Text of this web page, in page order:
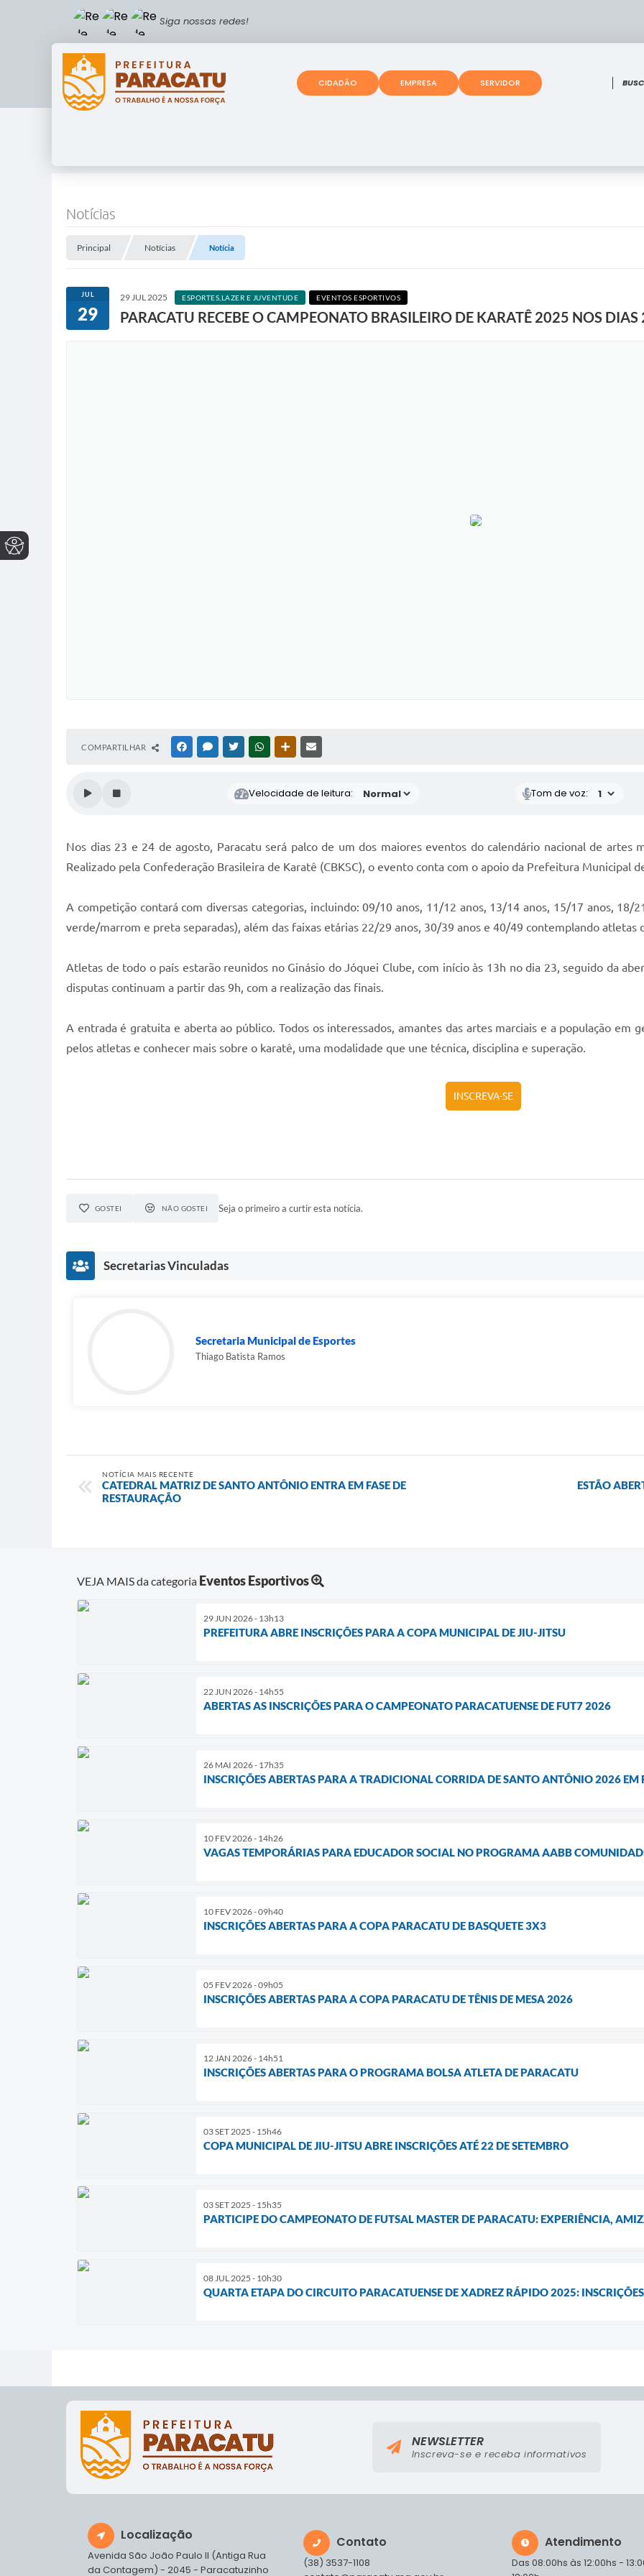
O
Siga nossas redes!
CIDADÃO EMPRESA SERVIDOR
Notícias
Principal Notícias Notícia
JUL
29
29 JUL 2025 ESPORTES,LAZER E JUVENTUDE EVENTOS ESPORTIVOS
PARACATU RECEBE O CAMPEONATO BRASILEIRO DE KARATÊ 2025 NOS DIAS
COMPARTILHAR FACEBOOKMESSENGER
TWITTERWHATSAPPOUTRAS MÍDIAS
Velocidade de leitura: Tom de voz:
Nos dias 23 e 24 de agosto, Paracatu será palco de um dos maiores eventos do calendário nacional de artes
Realizado pela Confederação Brasileira de Karatê (CBKSC), o evento conta com o apoio da Prefeitura Municipal
A competição contará com diversas categorias, incluindo: 09/10 anos, 11/12 anos, 13/14 anos, 15/17 anos, 18/
verde/marrom e preta separadas), além das faixas etárias 22/29 anos, 30/39 anos e 40/49 contemplando atletas
Atletas de todo o país estarão reunidos no Ginásio do Jóquei Clube, com início às 13h no dia 23, seguido da
disputas continuam a partir das 9h, com a realização das finais.
A entrada é gratuita e aberta ao público. Todos os interessados, amantes das artes marciais e a população em
pelos atletas e conhecer mais sobre o karatê, uma modalidade que une técnica, disciplina e superação.
INSCREVA-SE
GOSTEI NÃO GOSTEI Seja o primeiro a curtir esta notícia.
Secretarias Vinculadas
Secretaria Municipal de Esportes
Thiago Batista Ramos
NOTÍCIA MAIS RECENTE
CATEDRAL MATRIZ DE SANTO ANTÔNIO ENTRA EM FASE DE
RESTAURAÇÃO
ESTÃO
VEJA MAIS da categoria Eventos Esportivos
29 JUN 2026 - 13h13
PREFEITURA ABRE INSCRIÇÕES PARA A COPA MUNICIPAL DE JIU-JITSU
22 JUN 2026 - 14h55
ABERTAS AS INSCRIÇÕES PARA O CAMPEONATO PARACATUENSE DE FUT7 2026
26 MAI 2026 - 17h35
INSCRIÇÕES ABERTAS PARA A TRADICIONAL CORRIDA DE SANTO ANTÔNIO 2026 EM
10 FEV 2026 - 14h26
VAGAS TEMPORÁRIAS PARA EDUCADOR SOCIAL NO PROGRAMA AABB
10 FEV 2026 - 09h40
INSCRIÇÕES ABERTAS PARA A COPA PARACATU DE BASQUETE 3X3
05 FEV 2026 - 09h05
INSCRIÇÕES ABERTAS PARA A COPA PARACATU DE TÊNIS DE MESA 2026
12 JAN 2026 - 14h51
INSCRIÇÕES ABERTAS PARA O PROGRAMA BOLSA ATLETA DE PARACATU
03 SET 2025 - 15h46
COPA MUNICIPAL DE JIU-JITSU ABRE INSCRIÇÕES ATÉ 22 DE SETEMBRO
03 SET 2025 - 15h35
PARTICIPE DO CAMPEONATO DE FUTSAL MASTER DE PARACATU: EXPERIÊNCIA,
08 JUL 2025 - 10h30
QUARTA ETAPA DO CIRCUITO PARACATUENSE DE XADREZ RÁPIDO 2025:
Localização
Avenida São João Paulo II (Antiga Rua
da Contagem) - 2045 - Paracatuzinho
Contato
(38) 3537-1108
Atendimento
Das 08:00hs às 12:00hs -
NEWSLETTER
Inscreva-se e receba informativos